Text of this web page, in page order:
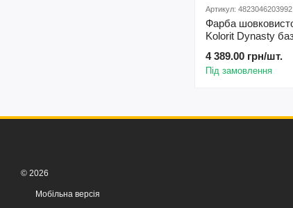
Артикул: 4823046203992
Фарба
Kolorit Dynasty
4 389.00 грн/шт.
Під замовлення
© 2026
Мобільна версія